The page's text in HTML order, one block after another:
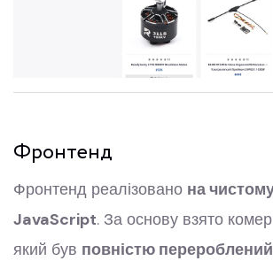
Фронтенд
Фронтенд реалізовано на
JavaScript. За основу взято
який був повністю перероблений